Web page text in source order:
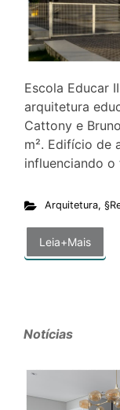
Escola Educar
arquitetura
Cattony e
m². Edifício de
influenciando
Arquitetura,
Leia+Mais
Notícias